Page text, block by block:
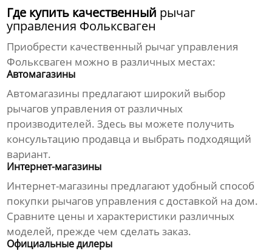
Где купить качественный рычаг
управления Фольксваген
Приобрести качественный рычаг управления
Фольксваген можно в различных местах:
Автомагазины
Автомагазины предлагают широкий выбор
рычагов управления от различных
производителей. Здесь вы можете получить
консультацию продавца и выбрать подходящий
вариант.
Интернет-магазины
Интернет-магазины предлагают удобный способ
покупки рычагов управления с доставкой на дом.
Сравните цены и характеристики различных
моделей, прежде чем сделать заказ.
Официальные дилеры